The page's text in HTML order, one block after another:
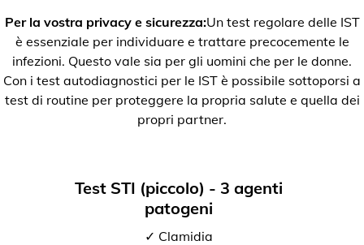
Per la vostra privacy e sicurezza:Un test regolare delle IST
è essenziale per individuare e trattare precocemente le
infezioni. Questo vale sia per gli uomini che per le donne.
Con i test autodiagnostici per le IST è possibile sottoporsi a
test di routine per proteggere la propria salute e quella dei
propri partner.
Test STI (piccolo) - 3 agenti
patogeni
✓ Clamidia